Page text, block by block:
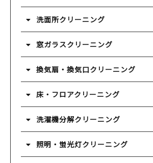
洗面所クリーニング
窓ガラスクリーニング
換気扇・換気口クリーニング
床・フロアクリーニング
洗濯機分解クリーニング
照明・蛍光灯クリーニング